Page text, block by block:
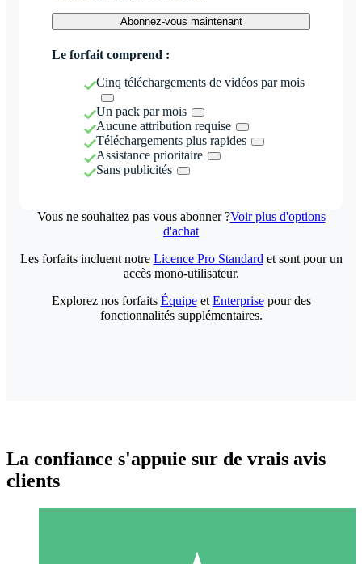
Abonnez-vous maintenant
Le forfait comprend :
Cinq téléchargements de vidéos par mois
Un pack par mois
Aucune attribution requise
Téléchargements plus rapides
Assistance prioritaire
Sans publicités
Vous ne souhaitez pas vous abonner ?Voir plus d'options
d'achat
Les forfaits incluent notre Licence Pro Standard et sont pour un
accès mono-utilisateur.
Explorez nos forfaits Équipeet Enterprisepour des
fonctionnalités supplémentaires.
La confiance s'appuie sur de vrais avis
clients